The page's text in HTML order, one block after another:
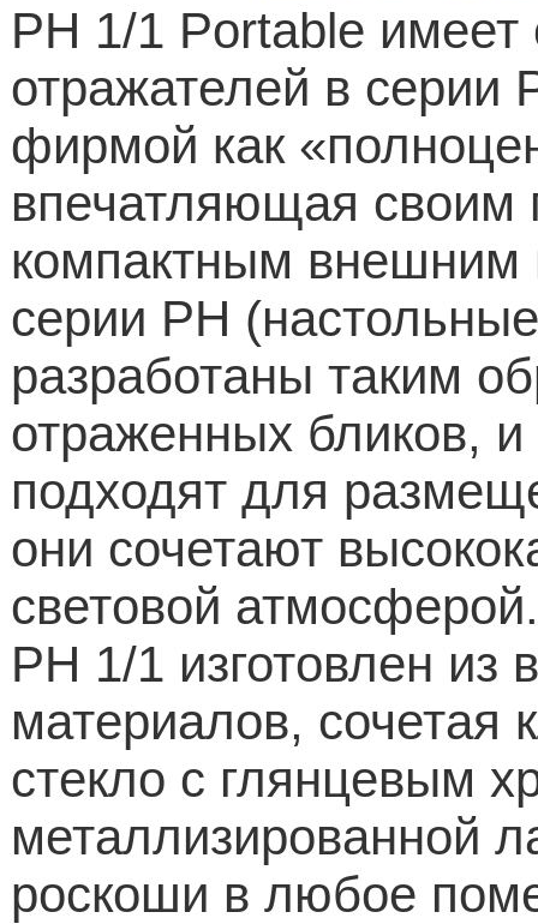
PH 1/1 Portable имеет
отражателей в серии
фирмой как
впечатляющая своим
компактным внешним
серии PH
разработаны таким
отраженных бликов,
подходят для
они сочетают
световой
PH 1/1 изготовлен из
материалов, сочетая
стекло с глянцевым
металлизированной
роскоши в любое